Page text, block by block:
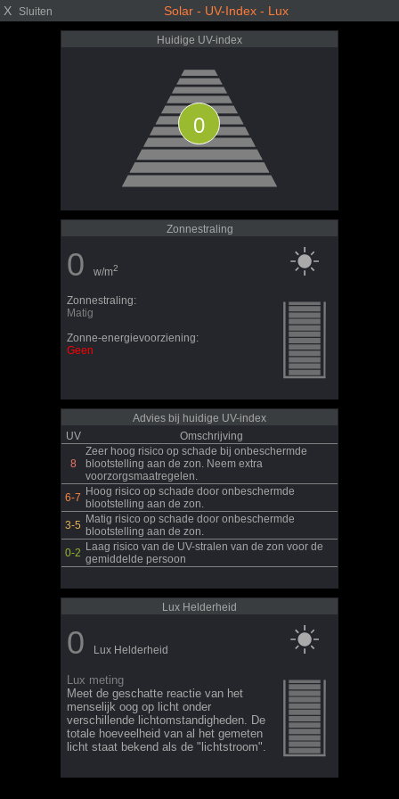
X Sluiten Solar - UV-Index - Lux
Huidige UV-index
0
Zonnestraling
0 w/m2
Zonnestraling:
Matig
Zonne-energievoorziening:
Geen
Advies bij huidige UV-index
UV
Omschrijving
8
Zeer hoog risico op schade bij onbeschermde
blootstelling aan de zon. Neem extra
voorzorgsmaatregelen.
6-7 Hoog risico op schade door onbeschermde
blootstelling aan de zon.
3-5 Matig risico op schade door onbeschermde
blootstelling aan de zon.
0-2 Laag risico van de UV-stralen van de zon voor de
gemiddelde persoon
Lux Helderheid
0 Lux Helderheid
Lux meting
Meet de geschatte reactie van het
menselijk oog op licht onder
verschillende lichtomstandigheden. De
totale hoeveelheid van al het gemeten
licht staat bekend als de "lichtstroom".